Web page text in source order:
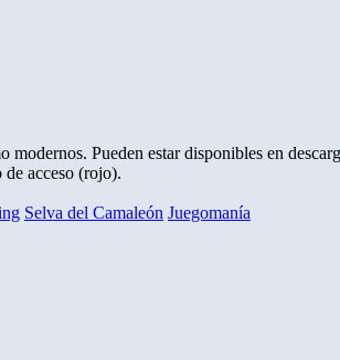
modernos. Pueden estar disponibles en
acceso (rojo).
Selva del Camaleón Juegomanía